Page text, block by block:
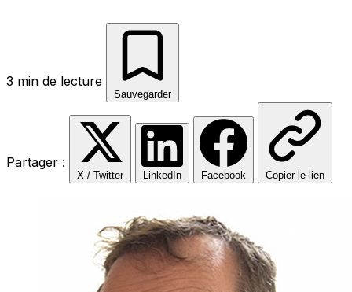
3 min de lecture
Sauvegarder
Partager :
X / Twitter LinkedIn Facebook Copier le lien